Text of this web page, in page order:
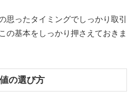
思ったタイミングでしっかり取引
の基本をしっかり押さえておきま
の選び方